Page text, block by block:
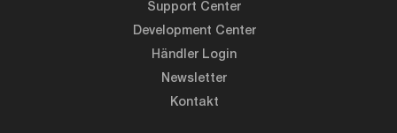
Support Center
Development Center
Händler Login
Newsletter
Kontakt